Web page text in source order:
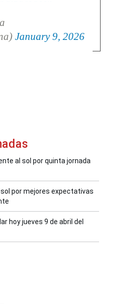
January 9, 2026
al sol por quinta jornada
por mejores expectativas
hoy jueves 9 de abril del